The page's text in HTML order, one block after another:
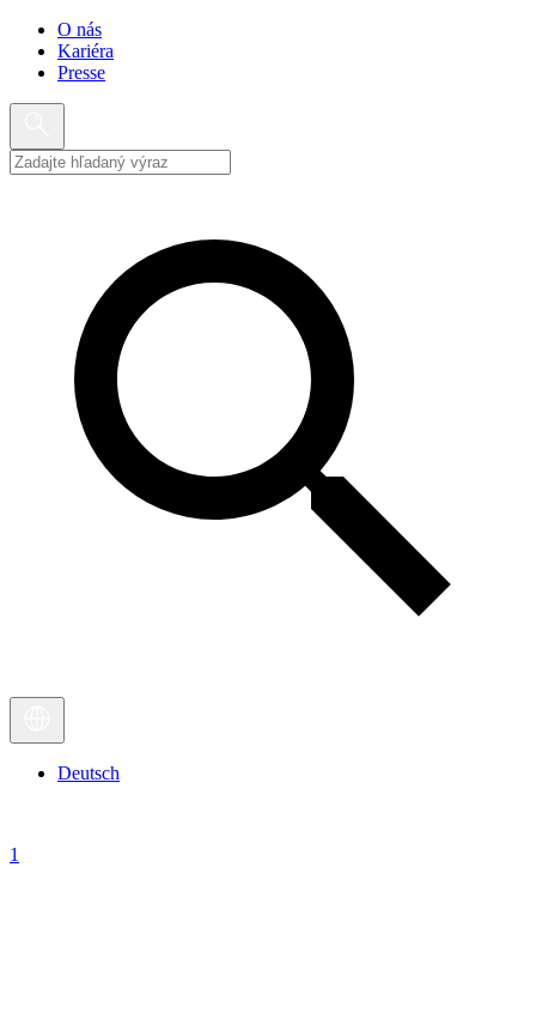
O nás
Kariéra
Presse
Deutsch
1